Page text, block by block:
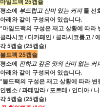
평소에 부드럽고 산미 있는 커피를 선
아래와 같이 구성되어 있습니다.
*마일드팩의 구성은 재고 상황에 따라
클라시코 / 디카페인 / 클라시코룽고 /
각 5캡슐 (25캡슐)
볼드팩 25캡슐
평소에 진하고 깊은 맛의 산미 없는 커
아래와 같이 구성되어 있습니다.
*볼드팩의 구성은 재고 상황에 따라 변
인텐소 / 과테말라 / 포르테 / 인디아 /
각 5캡슐 (25캡슐)